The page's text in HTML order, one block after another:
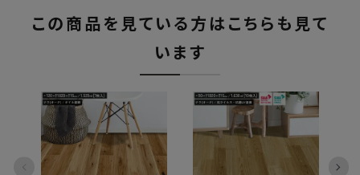
この商品を見ている方はこちらも見て
います